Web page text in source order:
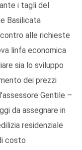
i tagli del
Basilicata
alle richieste
linfa economica
sia lo sviluppo
dei prezzi
Gentile –
da assegnare in
residenziale
costo